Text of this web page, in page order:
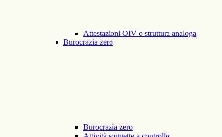
Attestazioni OIV o struttura analoga
Burocrazia zero
Burocrazia zero